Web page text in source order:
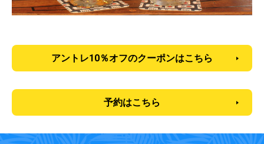
アントレ10％オフのクーポンはこちら
予約はこちら